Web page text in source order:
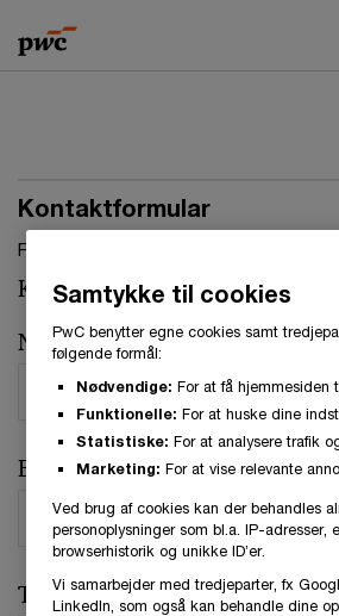
to
content
to
footer
Kontaktformular
Felter, markeret med stjerne, skal
Kontaktperson:Soomi Do
Navn*
E-mail*
Telefonnummer
Samtykke til cookies
PwC benytter egne cookies samt
følgende formål:
Nødvendige: For at få hjemmesiden
Funktionelle: For at huske dine
Statistiske: For at analysere trafik
Marketing: For at vise relevante
Ved brug af cookies kan der behandles
personoplysninger som bl.a. IP-adresser,
browserhistorik og unikke ID’er.
Vi samarbejder med tredjeparter, fx
LinkedIn, som også kan behandle dine